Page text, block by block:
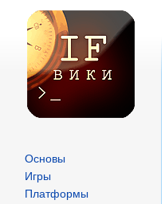
Основы
Игры
Платформы